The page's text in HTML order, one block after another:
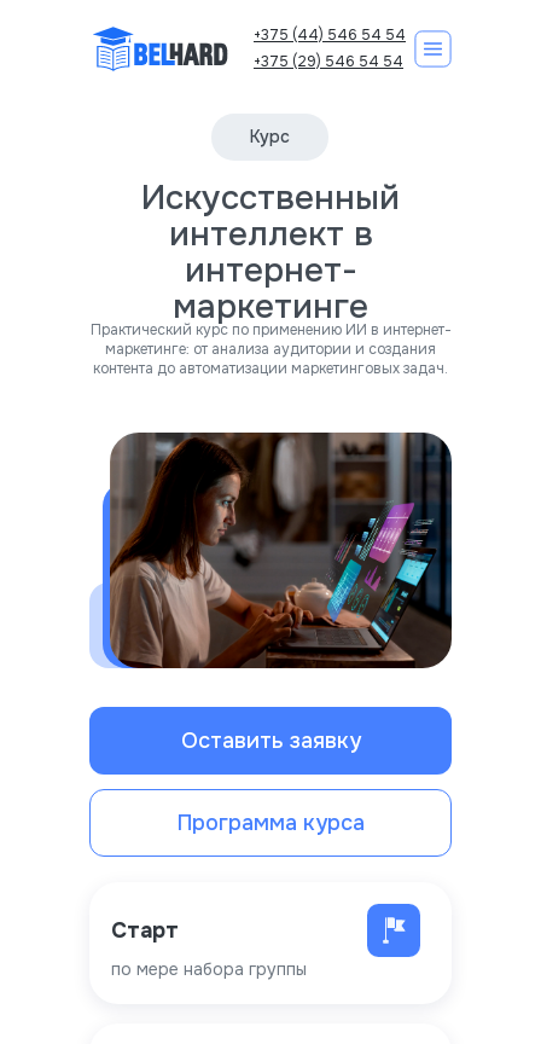
Курсы IT
+375 (44) 546 54 54
+375 (29) 546 54 54
Практический курс по применению ИИ в интернет-
маркетинге: от анализа аудитории и создания
контента до автоматизации маркетинговых задач.
Искусственный
интеллект в
интернет-
маркетинге
Курс
Старт
по мере набора группы
Оставить заявку
Программа курса